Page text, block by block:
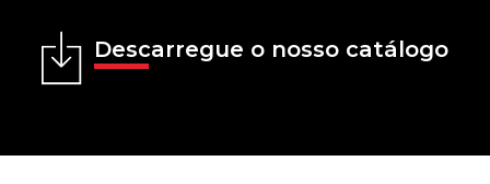
Descarregue o nosso catálogo